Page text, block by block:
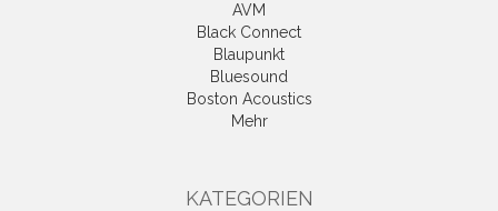
AVM
Black Connect
Blaupunkt
Bluesound
Boston Acoustics
Mehr
KATEGORIEN